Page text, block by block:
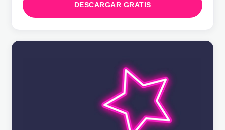
DESCARGAR GRATIS